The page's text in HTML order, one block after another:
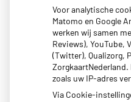
of zoek op lichaam
Betrouwbare informatie
Voor analytische
Matomo en Google
werken wij samen
Reviews), YouTube,
(Twitter), Qualizorg,
ZorgkaartNederland.
zoals uw IP-adres
Via Cookie-